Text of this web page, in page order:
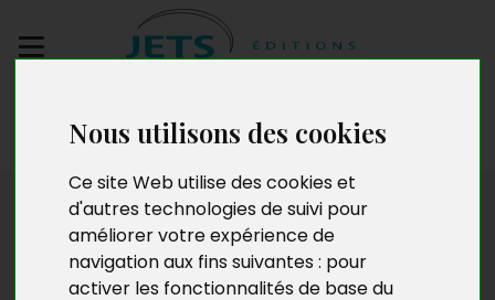
Nous utilisons des cookies
Ce site Web utilise des cookies et
d'autres technologies de suivi pour
améliorer votre expérience de
navigation aux fins suivantes : pour
activer les fonctionnalités de base du
manuscrit
Presse